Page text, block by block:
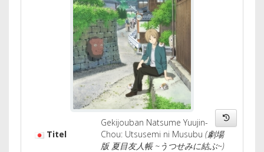
Titel
Gekijouban Natsume Yuujin-
Chou: Utsusemi ni Musubu (劇場
版 夏目友人帳 ~うつせみに結ぶ~)